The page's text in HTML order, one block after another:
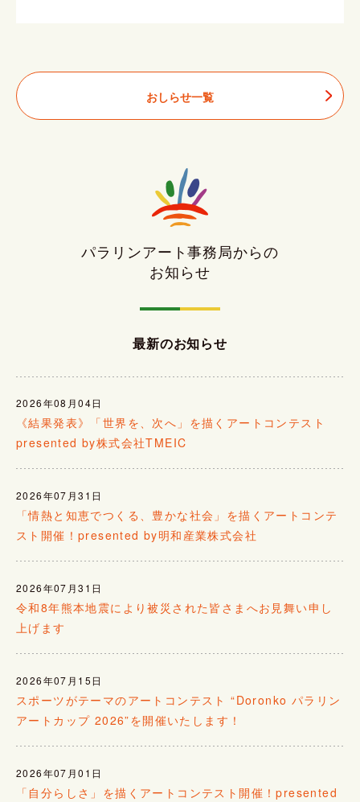
おしらせ一覧
パラリンアート事務局からの
お知らせ
最新のお知らせ
2026年08月04日
《結果発表》「世界を、次へ」を描くアートコンテスト
presented by株式会社TMEIC
2026年07月31日
「情熱と知恵でつくる、豊かな社会」を描くアートコンテ
スト開催！presented by明和産業株式会社
2026年07月31日
令和8年熊本地震により被災された皆さまへお見舞い申し
上げます
2026年07月15日
スポーツがテーマのアートコンテスト “Doronko パラリン
アートカップ 2026”を開催いたします！
2026年07月01日
「自分らしさ」を描くアートコンテスト開催！presented